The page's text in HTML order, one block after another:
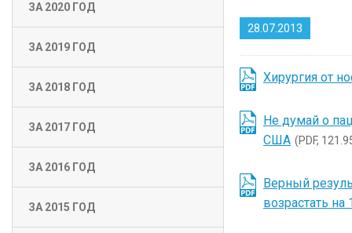
ЗА 2020 ГОД
ЗА 2019 ГОД
ЗА 2018 ГОД
ЗА 2017 ГОД
ЗА 2016 ГОД
ЗА 2015 ГОД
28.07.2013
Хирургия от
Не думай о
США (PDF,
Верный
возрастать